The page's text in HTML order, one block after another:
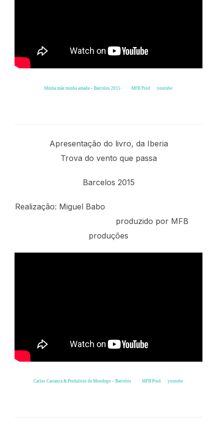
Minha mãe minha amada – Barcelos 2015 MFB Prod youtube.
Apresentação do livro, da Iberia
Trova do vento que passa
Barcelos 2015
Realização: Miguel Babo
produzido por MFB
produções
Carlos Carranca & Perdalitos de Mondego – Barcelosfrom MFB Prodon youtube.